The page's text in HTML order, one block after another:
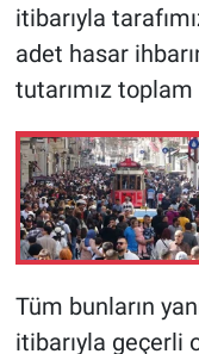
itibarıyla
adet hasar
tutarımız toplam
Tüm bunların
itibarıyla geçerli